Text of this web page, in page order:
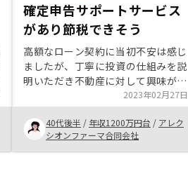
確定申告サポートサービス
があり節税できそう
高額なローン契約に当初不安は感じ
ましたが、丁寧に投資の仕組みを説
明いただき不動産に対して興味が湧
きました。GAtechnologiesの社員
の方が実際にご自分でも不動産投資
をしているというところが説得力が
ありました。ITを駆使して経費を削
減しているというところなのです
2023年02月27日
40代後半 / 年収1200万円台 / アレク
シオンファーマ合同会社